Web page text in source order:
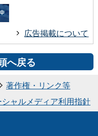
広告掲載について
へ戻る
著作権・リンク等
シャルメディア利用指針